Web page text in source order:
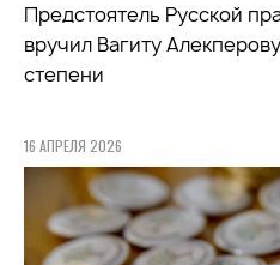
Предстоятель Русской
вручил Вагиту
степени
16 АПРЕЛЯ 2026